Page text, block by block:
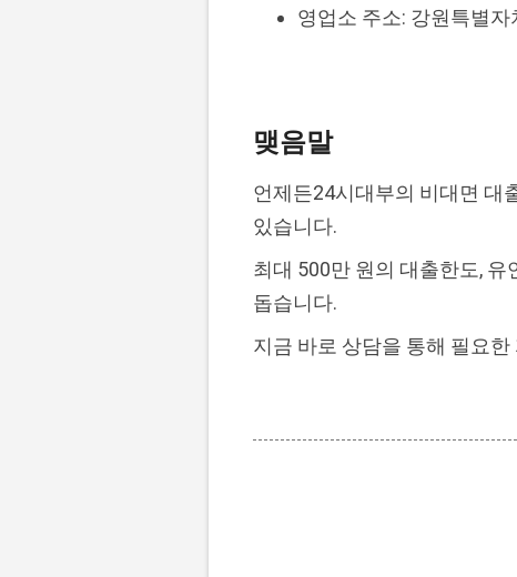
영업소 주소: 강원특별
맺음말
언제든24시대부의 비대면 대
있습니다.
최대 500만 원의 대출한도,
돕습니다.
지금 바로 상담을 통해 필요